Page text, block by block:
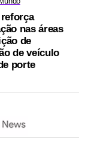
reforça
nas áreas
de
de veículo
porte